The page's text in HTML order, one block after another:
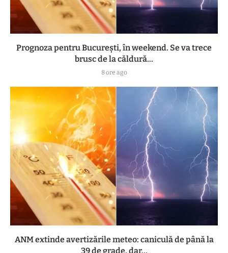
Prognoza pentru București, în weekend. Se va trece
brusc de la căldură...
8 ore ago
ANM extinde avertizările meteo: caniculă de până la
39 de grade, dar...